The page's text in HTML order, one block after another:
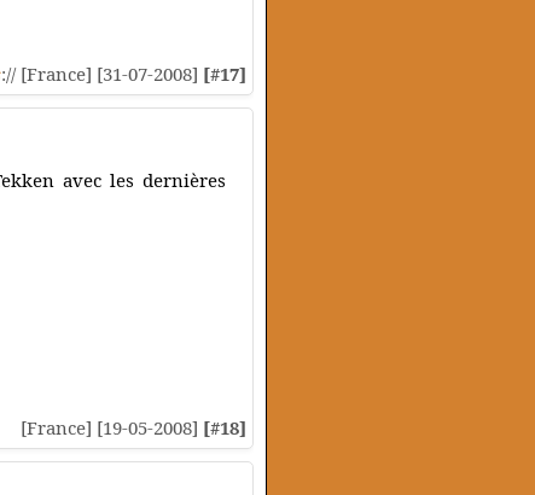
:// [France] [31-07-2008] [#17]
avec les dernières
[France] [19-05-2008] [#18]